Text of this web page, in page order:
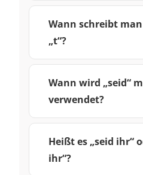
Wann schreibt
„t“?
Wann wird „seid“
verwendet?
Heißt es „seid ihr“
ihr“?